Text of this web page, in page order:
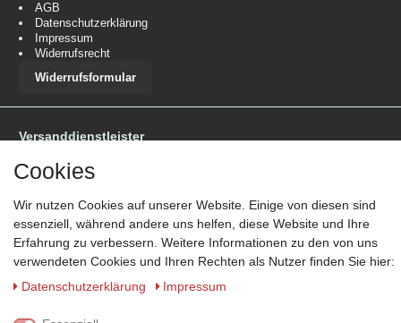
AGB
Datenschutzerklärung
Impressum
Widerrufsrecht
Widerrufsformular
Versanddienstleister
*Lieferzeit: 1-3 Werktage / 4-5 Werktage - je nach Artikelgruppe.
Informationen
Zahlungsmöglichkeiten
Cookies
Wir nutzen Cookies auf unserer Website. Einige von diesen sind
essenziell, während andere uns helfen, diese Website und Ihre
Erfahrung zu verbessern. Weitere Informationen zu den von uns
verwendeten Cookies und Ihren Rechten als Nutzer finden Sie hier:
Daten­schutz­erklärung
Impressum